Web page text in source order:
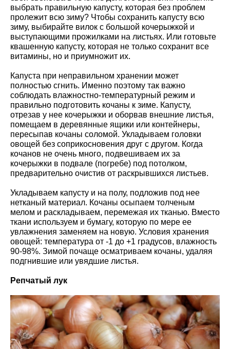
выбрать правильную капусту, которая без проблем
пролежит всю зиму? Чтобы сохранить капусту всю
зиму, выбирайте вилок с большой кочерыжкой и
выступающими прожилками на листьях. Или готовьте
квашенную капусту, которая не только сохранит все
витамины, но и приумножит их.
Капуста при неправильном хранении может
полностью сгнить. Именно поэтому так важно
соблюдать влажностно-температурный режим и
правильно подготовить кочаны к зиме. Капусту,
отрезав у нее кочерыжки и оборвав внешние листья,
помещаем в деревянные ящики или контейнеры,
пересыпав кочаны соломой. Укладываем головки
овощей без соприкосновения друг с другом. Когда
кочанов не очень много, подвешиваем их за
кочерыжки в подвале (погребе) под потолком,
предварительно очистив от раскрывшихся листьев.
Укладываем капусту и на полу, подложив под нее
нетканый материал. Кочаны осыпаем толченым
мелом и раскладываем, перемежая их тканью. Вместо
ткани используем и бумагу, которую по мере ее
увлажнения заменяем на новую. Условия хранения
овощей: температура от -1 до +1 градусов, влажность
90-98%. Зимой почаще осматриваем кочаны, удаляя
подгнившие или увядшие листья.
Репчатый лук